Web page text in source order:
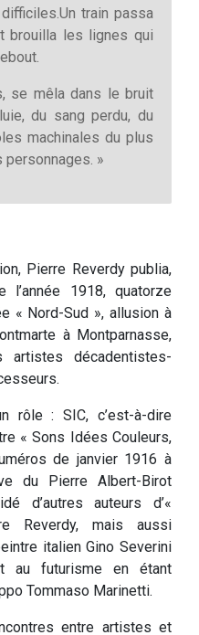
train passa
brouilla les lignes qui
se mêla dans le bruit
du sang perdu, du
machinales du plus
»
Pierre Reverdy publia,
1918, quatorze
« Nord-Sud », allusion à
à Montparnasse,
décadentistes-
rôle : SIC, c’est-à-dire
« Sons Idées Couleurs,
de janvier 1916 à
du Pierre Albert-Birot
d’autres auteurs d’«
Reverdy, mais aussi
italien Gino Severini
au futurisme en étant
Tommaso Marinetti.
entre artistes et